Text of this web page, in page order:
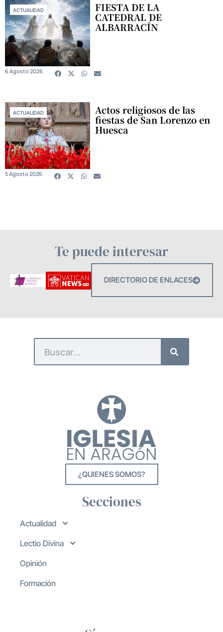
ACTUALIDAD FIESTA DE LA
CATEDRAL DE
ALBARRACÍN
6 Agosto 2026
ACTUALIDAD Actos religiosos de las
fiestas de San Lorenzo en
Huesca
5 Agosto 2026
Te puede interesar
DIRECTORIO DE ENLACES
¿QUIENES SOMOS?
Secciones
Actualidad
Lectio Divina
Opinión
Formación